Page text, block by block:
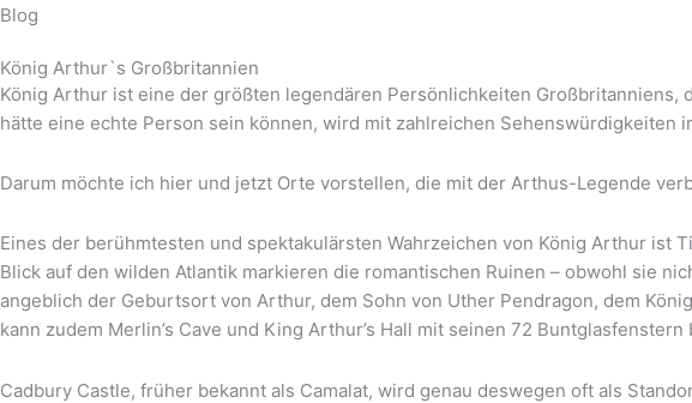
Blog
König Arthur`s Großbritannien
König Arthur ist eine der größten legendären Persönlichkeiten
hätte eine echte Person sein können, wird mit zahlreichen Sehenswürdigkeiten
Darum möchte ich hier und jetzt Orte vorstellen, die mit der Arthus-Legende
Eines der berühmtesten und spektakulärsten Wahrzeichen von König Arthur ist
Blick auf den wilden Atlantik markieren die romantischen Ruinen – obwohl sie
angeblich der Geburtsort von Arthur, dem Sohn von Uther Pendragon, dem
kann zudem Merlin’s Cave und King Arthur’s Hall mit seinen 72
Cadbury Castle, früher bekannt als Camalat, wird genau deswegen oft als